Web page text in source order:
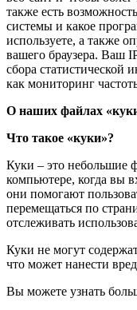
также есть
системы и какое
используете, а также
вашего браузера. Ваш
сбора статистической
как мониторинг
О наших файлах
Что такое «куки»?
Куки – это небольшие
компьютере, когда вы
они помогают
перемещаться по
отслеживать
Куки не могут
что может нанести
Вы можете узнать